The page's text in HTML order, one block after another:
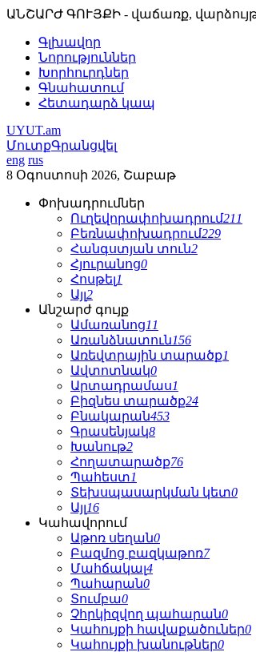
ԱՆՇԱՐԺ ԳՈՒՅՔԻ - վաճառք,
Գլխավոր
Նորություններ
Խորհուրդներ
Գնահատում
Հետադարձ կապ
UYUT.am
ՄուտքԳրանցվել
eng rus
8 Օգոստոսի 2026, Շաբաթ
Փոխադրումներ
Ուղեվորափոխադրում211
Բեռնափոխադրում229
Հանգստյան տուն2
Հյուրանոց0
Հոսթել1
Այլ2
Անշարժ գույք
Ամառանոց11
Առանձնատուն156
Առեվտրային տարածք1
Ավտոտնակ0
Արտադրամաս1
Բիզնես տարածք24
Բնակարան453
Գրասենյակ8
Խանութ2
Հողատարածք76
Պահեստ1
Տեխսպասարկման կետ0
Այլ16
Կահավորում
Աթոռ սեղան0
Բազմոց բազկաթոռ7
Մահճակալ4
Պահարան0
Տումբա0
Չհրկիզվող պահարան0
Կահույքի հավաքածուներ0
Կահույքի խանութներ0